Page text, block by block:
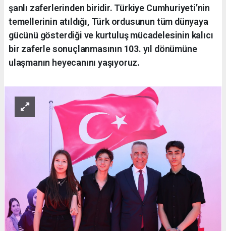
şanlı zaferlerinden biridir. Türkiye Cumhuriyeti’nin
temellerinin atıldığı, Türk ordusunun tüm dünyaya
gücünü gösterdiği ve kurtuluş mücadelesinin kalıcı
bir zaferle sonuçlanmasının 103. yıl dönümüne
ulaşmanın heyecanını yaşıyoruz.